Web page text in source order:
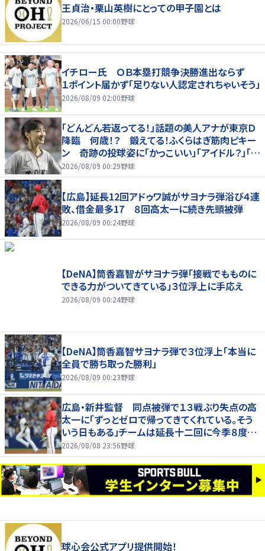
王貞治・栗山英樹にとっての甲子園とは
2026/06/15 00:00野球
イチロー氏 ＯＢ本塁打競争決勝進出ならず
１ポイント届かず「足りない人認定されちゃいそう」
2026/08/09 02:00野球
「どんどん若返ってる！」話題の美人アナが東京Ｄ
降臨 何歳！？ 鍛えてる！ふくらはぎ筋肉ピキー
ン 奇跡の投球姿に「かっこいい」「アイドル？」「女
神」
2026/08/09 00:29野球
【広島】延長12回アドゥワ誠がサヨナラ弾浴び４連
敗、借金最多17 ８回高太一に続き先頭被弾
2026/08/09 00:24野球
【DeNA】筒香嘉智がサヨナラ弾「接戦でもものに
できる力がついてきている」３位浮上に手応え
2026/08/09 00:24野球
【DeNA】筒香嘉智サヨナラ弾で３位浮上「本当に
全員で勝ち取った勝利」
2026/08/09 00:23野球
広島・新井監督 同点被弾で１３戦ぶり失点の高
太一に「ずっとゼロで帰ってきてくれている。そう
いう日もある」チームは延長十二回に今季８度目
サヨナラ負け
2026/08/08 23:56野球
球心会公式アプリ提供開始！